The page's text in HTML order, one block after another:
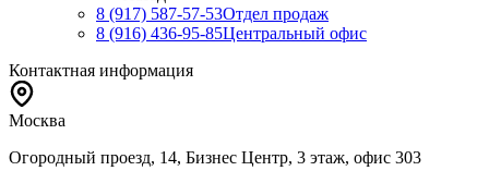
8 (917) 587-57-53Отдел продаж
8 (916) 436-95-85Центральный офис
Контактная информация
Москва
Огородный проезд, 14, Бизнес Центр, 3 этаж, офис 303